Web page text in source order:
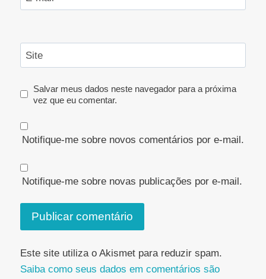
Site
Salvar meus dados neste navegador para a próxima
vez que eu comentar.
Notifique-me sobre novos comentários por e-mail.
Notifique-me sobre novas publicações por e-mail.
Este site utiliza o Akismet para reduzir spam.
Saiba como seus dados em comentários são